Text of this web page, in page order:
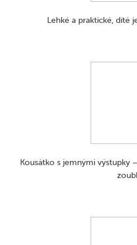
Lehké a praktické, dítě
Kousátko s jemnými výstupky